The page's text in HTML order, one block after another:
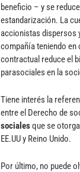
beneficio – y se
estandarización. La
accionistas dispersos
compañía teniendo en
contractual reduce el
parasociales en la
Tiene interés la
entre el Derecho de
socialesque se
EE.UU y Reino Unido.
Por último, no puede